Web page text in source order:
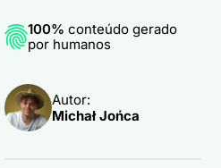
100% conteúdo gerado
por humanos
Autor:
Michał Jońca